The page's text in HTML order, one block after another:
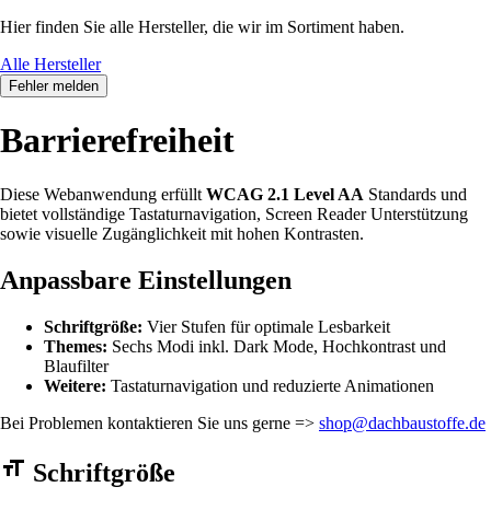
Hier finden Sie alle Hersteller, die wir im Sortiment haben.
Alle Hersteller
Fehler melden
Barrierefreiheit
Diese Webanwendung erfüllt WCAG 2.1 Level AA Standards und
bietet vollständige Tastaturnavigation, Screen Reader Unterstützung
sowie visuelle Zugänglichkeit mit hohen Kontrasten.
Anpassbare Einstellungen
Schriftgröße: Vier Stufen für optimale Lesbarkeit
Themes: Sechs Modi inkl. Dark Mode, Hochkontrast und
Blaufilter
Weitere: Tastaturnavigation und reduzierte Animationen
Bei Problemen kontaktieren Sie uns gerne => shop@dachbaustoffe.de
Barrierefreiheit Einstellungen Formular
Schriftgröße